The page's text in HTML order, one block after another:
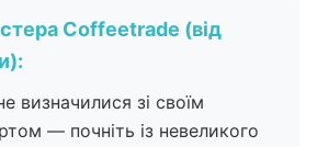
Coffeetrade (від
визначилися зі своїм
— почніть із невеликого